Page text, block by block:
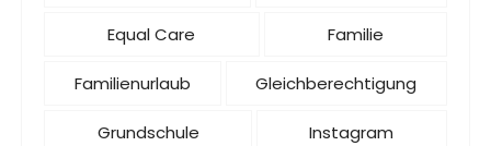
Equal Care Familie
Familienurlaub Gleichberechtigung
Grundschule Instagram